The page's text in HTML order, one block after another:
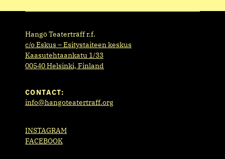
Hangö Teaterträff r.f.
c/o Eskus – Esitystaiteen keskus
Kaasutehtaankatu 1/33
00540 Helsinki, Finland
CONTACT:
info@hangoteatertraff.org
INSTAGRAM
FACEBOOK